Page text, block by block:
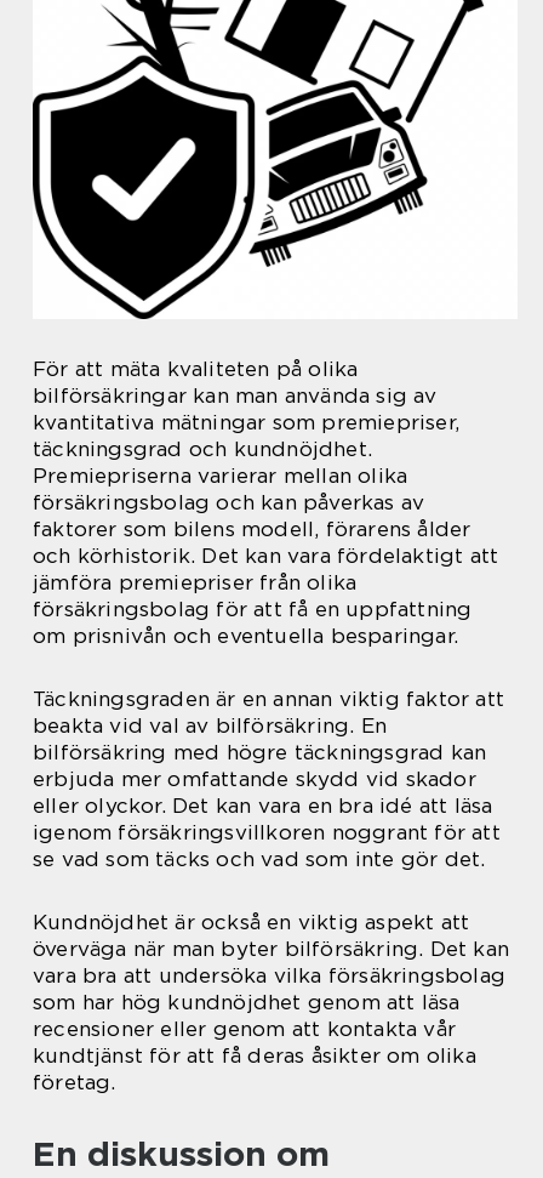
För att mäta kvaliteten på olika
bilförsäkringar kan man använda sig av
kvantitativa mätningar som premiepriser,
täckningsgrad och kundnöjdhet.
Premiepriserna varierar mellan olika
försäkringsbolag och kan påverkas av
faktorer som bilens modell, förarens ålder
och körhistorik. Det kan vara fördelaktigt att
jämföra premiepriser från olika
försäkringsbolag för att få en uppfattning
om prisnivån och eventuella besparingar.
Täckningsgraden är en annan viktig faktor att
beakta vid val av bilförsäkring. En
bilförsäkring med högre täckningsgrad kan
erbjuda mer omfattande skydd vid skador
eller olyckor. Det kan vara en bra idé att läsa
igenom försäkringsvillkoren noggrant för att
se vad som täcks och vad som inte gör det.
Kundnöjdhet är också en viktig aspekt att
överväga när man byter bilförsäkring. Det kan
vara bra att undersöka vilka försäkringsbolag
som har hög kundnöjdhet genom att läsa
recensioner eller genom att kontakta vår
kundtjänst för att få deras åsikter om olika
företag.
En diskussion om